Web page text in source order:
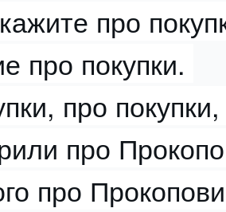
про
про покупки.
про
про
про